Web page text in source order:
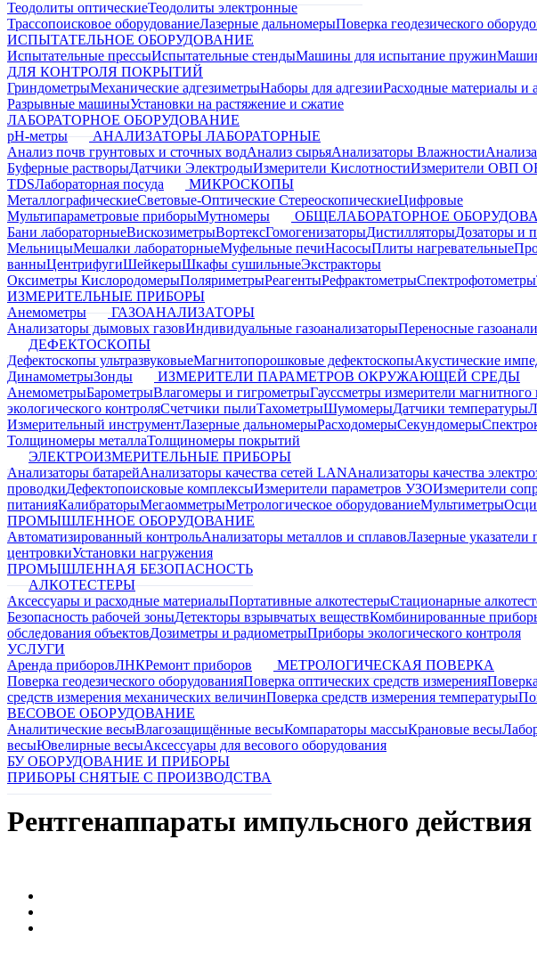
Теодолиты оптическиеТеодолиты электронные
Трассопоисковое оборудованиеЛазерные дальномерыПоверка геодезического
ИСПЫТАТЕЛЬНОЕ ОБОРУДОВАНИЕ
Испытательные прессыИспытательные стендыМашины для испытание пружин
ДЛЯ КОНТРОЛЯ ПОКРЫТИЙ
ГриндометрыМеханические адгезиметрыНаборы для адгезииРасходные материалы и
Разрывные машиныУстановки на растяжение и сжатие
ЛАБОРАТОРНОЕ ОБОРУДОВАНИЕ
pH-метры
АНАЛИЗАТОРЫ ЛАБОРАТОРНЫЕ
Анализ почв грунтовых и сточных водАнализ сырьяАнализаторы Влажности
Буферные растворыДатчики ЭлектродыИзмерители КислотностиИзмерители ОВП
TDSЛабораторная посуда
МИКРОСКОПЫ
МеталлографическиеСветовые-ОптическиеСтереоскопическиеЦифровые
Мультипараметровые приборыМутномеры
ОБЩЕЛАБОРАТОРНОЕ
Бани лабораторныеВискозиметрыВортексГомогенизаторыДистилляторыДозаторы и
МельницыМешалки лабораторныеМуфельные печиНасосыПлиты нагревательные
ванныЦентрифугиШейкерыШкафы сушильныеЭкстракторы
Оксиметры КислородомерыПоляриметрыРеагентыРефрактометрыСпектрофотометры
ИЗМЕРИТЕЛЬНЫЕ ПРИБОРЫ
Анемометры
ГАЗОАНАЛИЗАТОРЫ
Анализаторы дымовых газовИндивидуальные газоанализаторыПереносные
ДЕФЕКТОСКОПЫ
Дефектоскопы ультразвуковыеМагнитопорошковые дефектоскопыАкустические
ДинамометрыЗонды
ИЗМЕРИТЕЛИ ПАРАМЕТРОВ ОКРУЖАЮЩЕЙ СРЕДЫ
АнемометрыБарометрыВлагомеры и гигрометрыГауссметры измерители магнитного
экологического контроляСчетчики пылиТахометрыШумомерыДатчики температуры
Измерительный инструментЛазерные дальномерыРасходомерыСекундомеры
Толщиномеры металлаТолщиномеры покрытий
ЭЛЕКТРОИЗМЕРИТЕЛЬНЫЕ ПРИБОРЫ
Анализаторы батарейАнализаторы качества сетей LANАнализаторы качества
проводкиДефектопоисковые комплексыИзмерители параметров УЗОИзмерители
питанияКалибраторыМегаомметрыМетрологическое оборудованиеМультиметры
ПРОМЫШЛЕННОЕ ОБОРУДОВАНИЕ
Автоматизированный контрольАнализаторы металлов и сплавовЛазерные указатели
центровкиУстановки нагружения
ПРОМЫШЛЕННАЯ БЕЗОПАСНОСТЬ
АЛКОТЕСТЕРЫ
Аксессуары и расходные материалыПортативные алкотестерыСтационарные
Безопасность рабочей зоныДетекторы взрывчатых веществКомбинированные
обследования объектовДозиметры и радиометрыПриборы экологического контроля
УСЛУГИ
Аренда приборовЛНКРемонт приборов
МЕТРОЛОГИЧЕСКАЯ ПОВЕРКА
Поверка геодезического оборудованияПоверка оптических средств измерения
средств измерения механических величинПоверка средств измерения температуры
ВЕСОВОЕ ОБОРУДОВАНИЕ
Аналитические весыВлагозащищённые весыКомпараторы массыКрановые весы
весыЮвелирные весыАксессуары для весового оборудования
БУ ОБОРУДОВАНИЕ И ПРИБОРЫ
ПРИБОРЫ СНЯТЫЕ С ПРОИЗВОДСТВА
Рентгенаппараты импульсного действия